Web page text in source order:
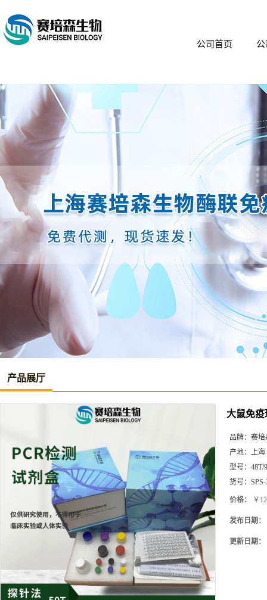
公司首页
产品展厅
大鼠免疫
品牌： 赛培
产地： 上海
型号： 48T/
货号：
价格： ￥
发布日期：
更新日期：